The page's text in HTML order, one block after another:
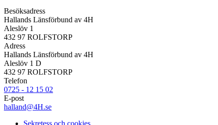
Besöksadress
Hallands Länsförbund av 4H
Aleslöv 1
432 97 ROLFSTORP
Adress
Hallands Länsförbund av 4H
Aleslöv 1 D
432 97 ROLFSTORP
Telefon
0725 - 12 15 02
E-post
halland@4H.se
Sekretess och cookies